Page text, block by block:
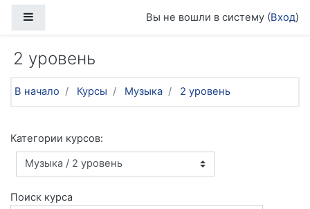
Вы не вошли в систему (Вход)
2 уровень
В начало Курсы Музыка 2 уровень
Категории курсов:
Поиск курса